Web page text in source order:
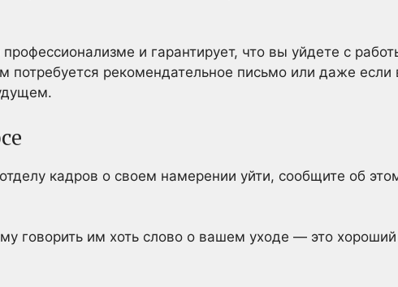
и гарантирует, что вы уйдете с
потребуется рекомендательное письмо или даже если
кадров о своем намерении уйти, сообщите об
говорить им хоть слово о вашем уходе — это хороший